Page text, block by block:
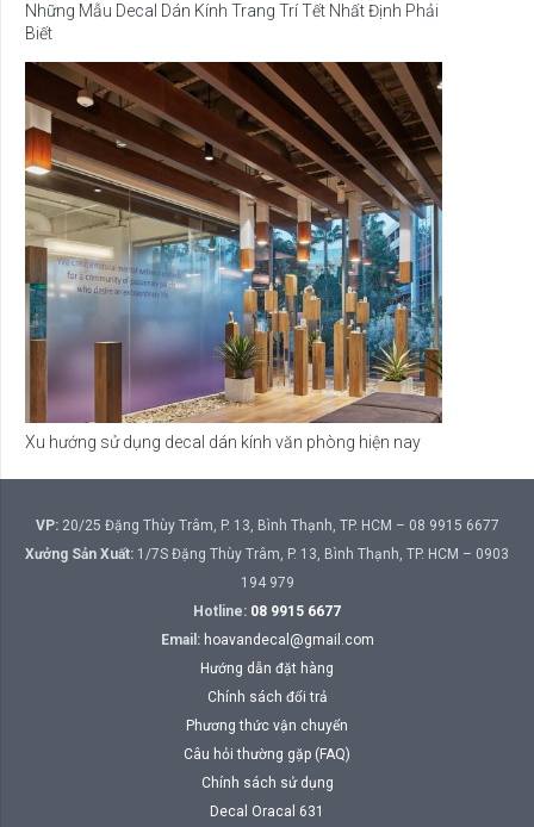
Những Mẫu Decal Dán Kính Trang Trí Tết Nhất Định Phải
Biết
Xu hướng sử dụng decal dán kính văn phòng hiện nay
VP:20/25 Đặng Thùy Trâm, P. 13, Bình Thạnh, TP. HCM – 08 9915 6677
Xưởng Sản Xuất: 1/7S Đặng Thùy Trâm, P. 13, Bình Thạnh, TP. HCM – 0903
194 979
Hotline: 08 9915 6677
Email: hoavandecal@gmail.com
Hướng dẫn đặt hàng
Chính sách đổi trả
Phương thức vận chuyển
Câu hỏi thường gặp (FAQ)
Chính sách sử dụng
Decal Oracal 631